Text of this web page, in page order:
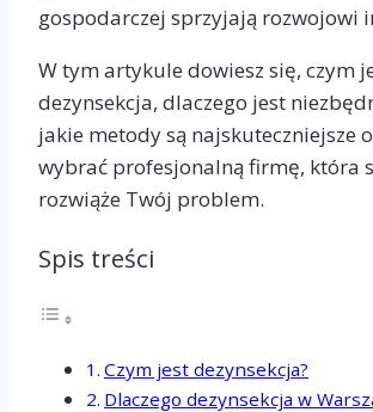
gospodarczej sprzyjają rozwojowi
W tym artykule dowiesz się, czym
dezynsekcja, dlaczego jest
jakie metody są najskuteczniejsze
wybrać profesjonalną firmę, która
rozwiąże Twój problem.
Spis treści
Czym jest dezynsekcja?
Dlaczego dezynsekcja w